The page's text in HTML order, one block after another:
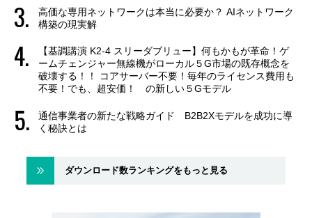
高価な専用ネットワークは本当に必要か？ AIネットワーク
構築の現実解
【基調講演 K2-4 スリーダブリュー】何もかもが革命！ゲ
ームチェンジャー無線機がローカル５G市場の既存概念を
破壊する！！ コアサーバー不要！毎年のライセンス費用も
不要！でも、超安価！ の新しい５Gモデル
通信事業者の新たな戦略ガイド B2B2Xモデルを成功に導
く秘訣とは
ダウンロード数ランキングをもっと見る